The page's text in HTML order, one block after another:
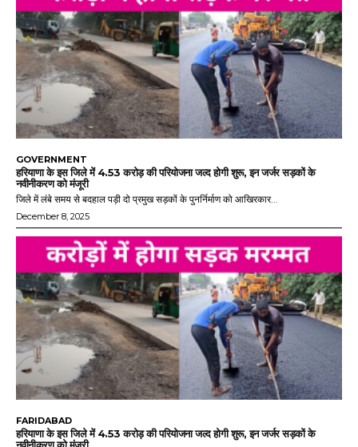
GOVERNMENT
हरियाणा के इस जिले में 4.53 करोड़ की परियोजना जल्द होगी शुरू, इन जर्जर सड़कों के
नवीनीकरण को मंजूरी
जिले में लंबे समय से बदहाल पड़ी दो प्रमुख सड़कों के पुनर्निर्माण को आखिरकार...
December 8, 2025
FARIDABAD
हरियाणा के इस जिले में 4.53 करोड़ की परियोजना जल्द होगी शुरू, इन जर्जर सड़कों के